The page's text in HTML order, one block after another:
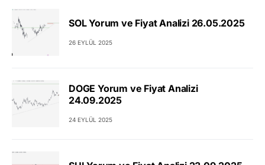
SOL Yorum ve Fiyat Analizi 26.05.2025
26 EYLÜL 2025
DOGE Yorum ve Fiyat Analizi
24.09.2025
24 EYLÜL 2025